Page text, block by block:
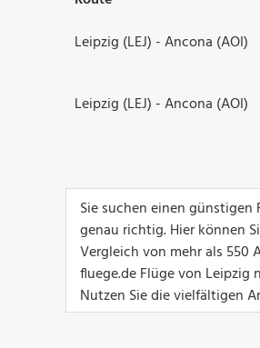
Leipzig (LEJ) - Ancona (AOI)
Leipzig (LEJ) - Ancona (AOI)
Sie suchen einen
genau richtig. Hier können
Vergleich von mehr als 550
fluege.de Flüge von Leipzig
Nutzen Sie die vielfältigen